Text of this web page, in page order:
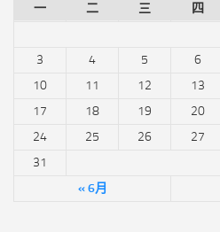
一
二 三 四
« 6月
3
4 5 6
10
11 12 13
17
18 19 20
24
25 26 27
31